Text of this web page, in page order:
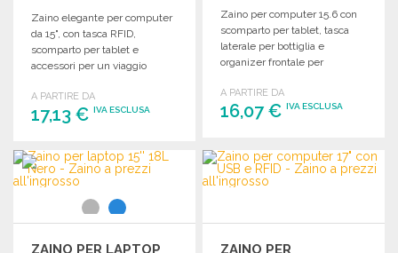
Zaino elegante per computer
da 15", con tasca RFID,
scomparto per tablet e
accessori per un viaggio
46 x 12,5 cm.
A PARTIRE DA
17,13 € IVA ESCLUSA
ORDINARE
Richiedi un preventivo
Zaino per computer 15.6 con
scomparto per tablet, tasca
laterale per bottiglia e
organizer frontale per
x 10 cm.
A PARTIRE DA
16,07 €IVA ESCLUSA
ORDINARE
Richiedi un preventivo
ZAINO PER LAPTOP
ZAINO PER